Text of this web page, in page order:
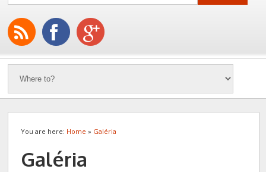
You are here: Home » Galéria
Galéria